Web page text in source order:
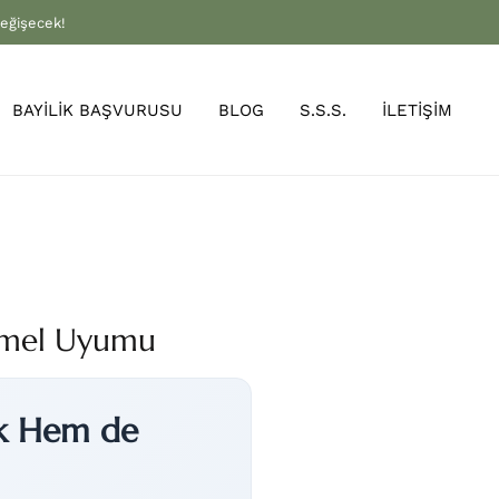
BAYİLİK BAŞVURUSU BLOG S.S.S. İLETİŞİM
Uyumu
Hem de